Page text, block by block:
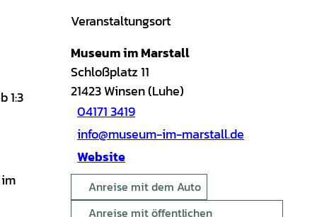
1:3
Veranstaltungsort
Museum im Marstall
Schloßplatz 11
21423Winsen (Luhe)
04171 3419
info@museum-im-marstall.de
Website
Anreise mit dem Auto
Anreise mit öffentlichen